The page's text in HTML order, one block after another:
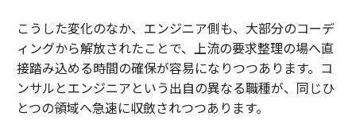
こうした変化のなか、エンジニア側も、大部分のコーデ
ィングから解放されたことで、上流の要求整理の場へ直
接踏み込める時間の確保が容易になりつつあります。コ
ンサルとエンジニアという出自の異なる職種が、同じひ
とつの領域へ急速に収斂されつつあります。